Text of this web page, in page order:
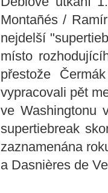
Montañés /
nejdelší
místo
přestože
vypracovali pět
ve Washingtonu
supertiebreak
zaznamenána
a Dasnières de